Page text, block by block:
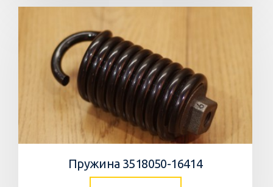
Пружина 3518050-16414